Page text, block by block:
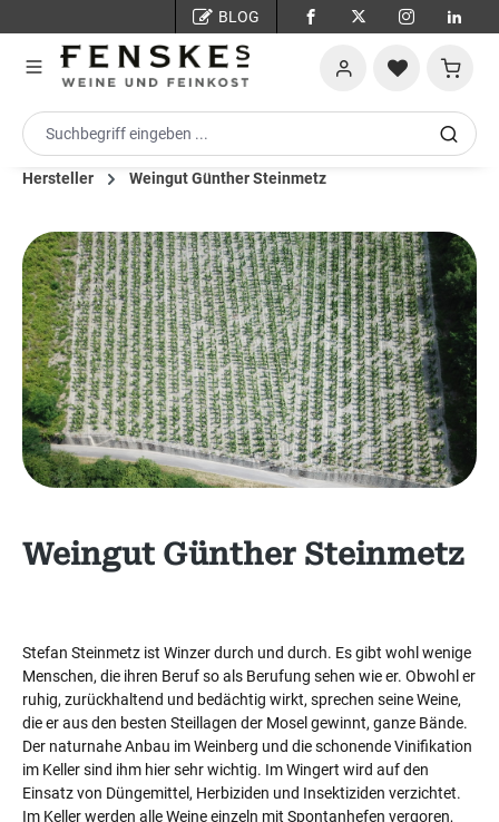
BLOG
Hersteller Weingut Günther Steinmetz
Weingut Günther Steinmetz
Stefan Steinmetz ist Winzer durch und durch. Es gibt wohl wenige
Menschen, die ihren Beruf so als Berufung sehen wie er. Obwohl er
ruhig, zurückhaltend und bedächtig wirkt, sprechen seine Weine,
die er aus den besten Steillagen der Mosel gewinnt, ganze Bände.
Der naturnahe Anbau im Weinberg und die schonende Vinifikation
im Keller sind ihm hier sehr wichtig. Im Wingert wird auf den
Einsatz von Düngemittel, Herbiziden und Insektiziden verzichtet.
Im Keller werden alle Weine einzeln mit Spontanhefen vergoren,